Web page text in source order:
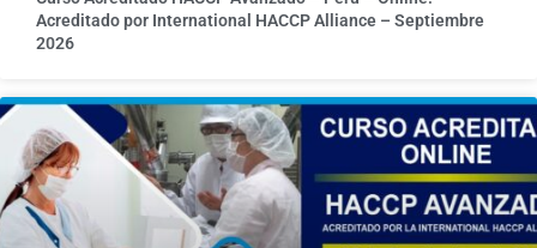
Acreditado por International HACCP Alliance – Septiembre
2026